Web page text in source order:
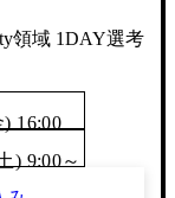
領域 1DAY選考
16:00
) 9:00～